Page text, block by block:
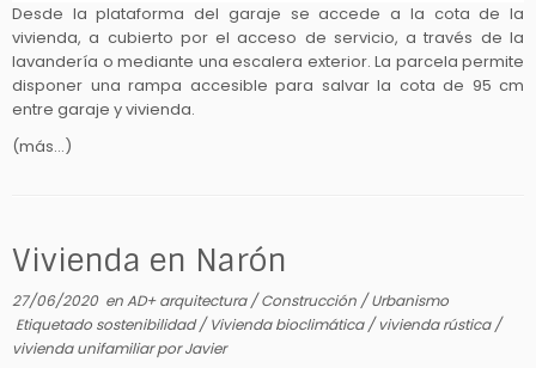
Desde la plataforma del garaje se accede a la cota de la
vivienda, a cubierto por el acceso de servicio, a través de la
lavandería o mediante una escalera exterior. La parcela permite
disponer una rampa accesible para salvar la cota de 95 cm
entre garaje y vivienda.
(más…)
Vivienda en Narón
27/06/2020 enAD+ arquitectura/Construcción /Urbanismo
Etiquetado sostenibilidad/Vivienda bioclimática/vivienda rústica/
vivienda unifamiliarporJavier